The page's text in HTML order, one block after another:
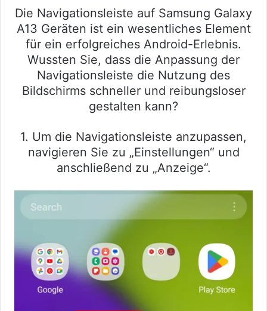
Die Navigationsleiste auf Samsung Galaxy
A13 Geräten ist ein wesentliches Element
für ein erfolgreiches Android-Erlebnis.
Wussten Sie, dass die Anpassung der
Navigationsleiste die Nutzung des
Bildschirms schneller und reibungsloser
gestalten kann?
1. Um die Navigationsleiste anzupassen,
navigieren Sie zu „Einstellungen“ und
anschließend zu „Anzeige“.